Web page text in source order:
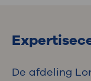
De afdeling